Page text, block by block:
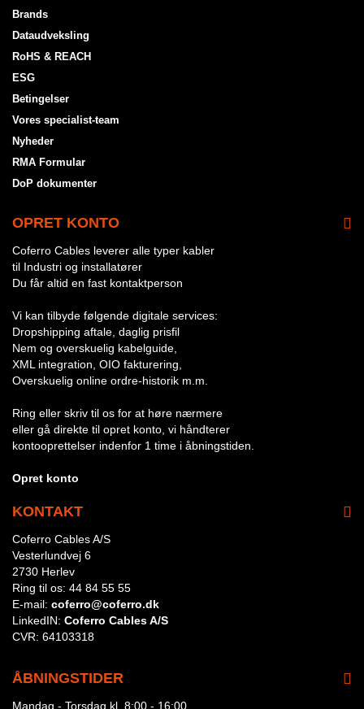
Brands
Dataudveksling
RoHS & REACH
ESG
Betingelser
Vores specialist-team
Nyheder
RMA Formular
DoP dokumenter
OPRET KONTO
Coferro Cables leverer alle typer kabler
til Industri og installatører
Du får altid en fast kontaktperson
Vi kan tilbyde følgende digitale services:
Dropshipping aftale, daglig prisfil
Nem og overskuelig kabelguide,
XML integration, OIO fakturering,
Overskuelig online ordre-historik m.m.
Ring eller skriv til os for at høre nærmere
eller gå direkte til opret konto, vi håndterer
kontooprettelser indenfor 1 time i åbningstiden.
Opret konto
KONTAKT
Coferro Cables A/S
Vesterlundvej 6
2730 Herlev
Ring til os: 44 84 55 55
E-mail: coferro@coferro.dk
LinkedIN: Coferro Cables A/S
CVR: 64103318
ÅBNINGSTIDER
Mandag - Torsdag kl. 8:00 - 16:00